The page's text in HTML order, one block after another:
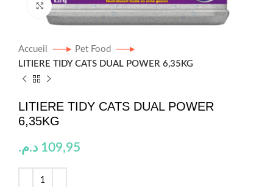
Click to enlarge
Accueil
Pet Food
LITIERE TIDY CATS DUAL POWER 6,35KG
LITIERE TIDY CATS DUAL POWER
6,35KG
109,95 د.م.